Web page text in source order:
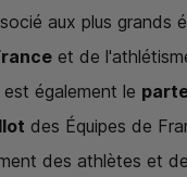
aux plus grands
et de
également le
des Équipes de
des athlètes et